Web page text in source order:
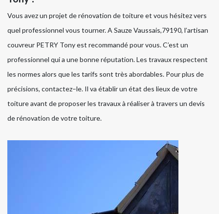
Vous avez un projet de rénovation de toiture et vous hésitez vers
quel professionnel vous tourner. A Sauze Vaussais,79190, l’artisan
couvreur PETRY Tony est recommandé pour vous. C’est un
professionnel qui a une bonne réputation. Les travaux respectent
les normes alors que les tarifs sont très abordables. Pour plus de
précisions, contactez–le. Il va établir un état des lieux de votre
toiture avant de proposer les travaux à réaliser à travers un devis
de rénovation de votre toiture.